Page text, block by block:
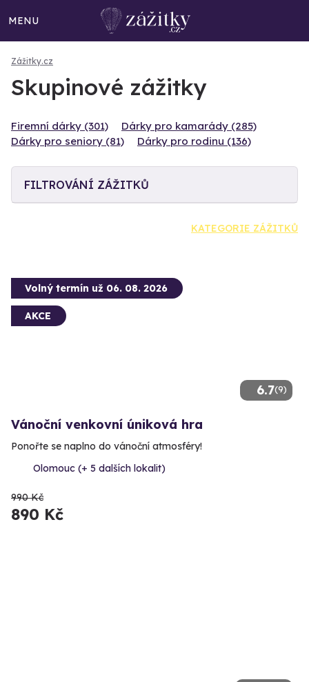
MENU
Zážitky.cz
Skupinové zážitky
Firemní dárky (301)
Dárky pro kamarády (285)
Dárky pro seniory (81)
Dárky pro rodinu (136)
FILTROVÁNÍ ZÁŽITKŮ
KATEGORIE ZÁŽITKŮ
6.7(9)
Volný termín už 06. 08. 2026
AKCE
Vánoční venkovní úniková hra
Ponořte se naplno do vánoční atmosféry!
Olomouc (+ 5 dalších lokalit)
990 Kč
890 Kč